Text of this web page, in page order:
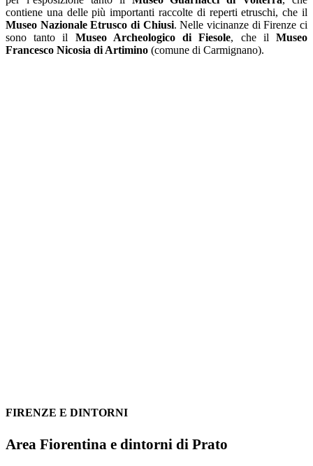
contiene una delle più importanti raccolte di reperti etruschi, che il
Museo Nazionale Etrusco di Chiusi.Nelle vicinanze di Firenze ci
sono tanto il Museo Archeologico di Fiesole, che ilMuseo
Francesco Nicosia di Artimino (comune di Carmignano).
FIRENZE E DINTORNI
Area Fiorentina e dintorni di Prato